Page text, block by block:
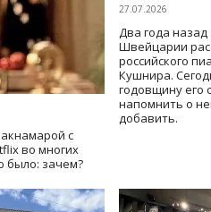
с
во многих
было: зачем?
27.07.2026
Два года назад
Швейцарии
российского
Кушнира.
годовщину его
напомнить о
добавить.